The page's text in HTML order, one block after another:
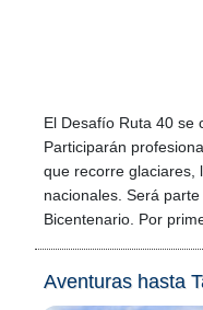
El Desafío Ruta 40 se
Participarán
que recorre glaciares,
nacionales. Será
Bicentenario. Por
Aventuras hasta